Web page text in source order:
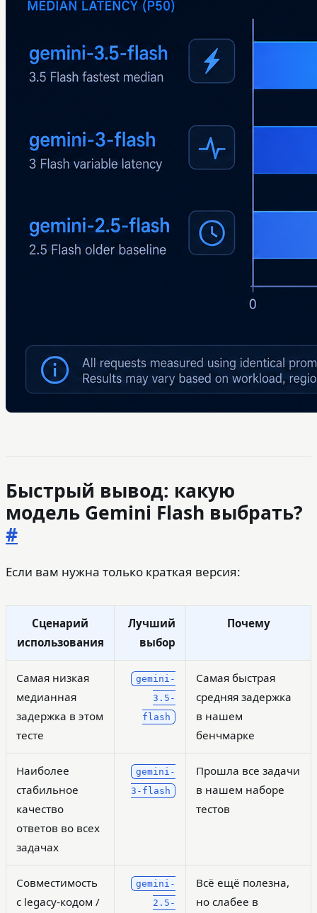
Быстрый вывод: какую
модель Gemini Flash выбрать?
#
Если вам нужна только краткая версия:
Сценарий
использования
Лучший
выбор
Почему
Самая низкая
медианная
задержка в этом
тесте
gemini-
3.5-
flash
Самая быстрая
средняя задержка
в нашем
бенчмарке
Наиболее
стабильное
качество
ответов во всех
задачах
gemini-
3-flash
Прошла все задачи
в нашем наборе
тестов
Совместимость
с legacy-кодом /
gemini-
2.5-
Всё ещё полезна,
но слабее в